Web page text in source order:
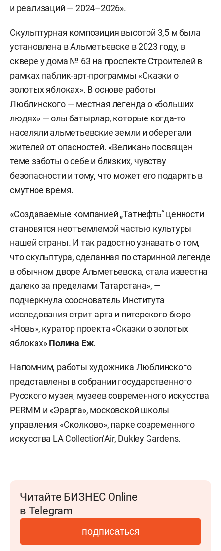
и реализаций — 2024–2026».
Скульптурная композиция высотой 3,5 м была
установлена в Альметьевске в 2023 году, в
сквере у дома № 63 на проспекте Строителей в
рамках паблик-арт-программы «Сказки о
золотых яблоках». В основе работы
Люблинского — местная легенда о «больших
людях» — олы батырлар, которые когда-то
населяли альметьевские земли и оберегали
жителей от опасностей. «Великан» посвящен
теме заботы о себе и близких, чувству
безопасности и тому, что может его подарить в
смутное время.
«Создаваемые компанией „Татнефть“ ценности
становятся неотъемлемой частью культуры
нашей страны. И так радостно узнавать о том,
что скульптура, сделанная по старинной легенде
в обычном дворе Альметьевска, стала известна
далеко за пределами Татарстана», —
подчеркнула сооснователь Института
исследования стрит-арта и питерского бюро
«Новь», куратор проекта «Сказки о золотых
яблоках»Полина Еж.
Напомним, работы художника Люблинского
представлены в собрании государственного
Русского музея, музеев современного искусства
PERMM и «Эрарта», московской школы
управления «Сколково», парке современного
искусства LA Collection’Air, Dukley Gardens.
Читайте БИЗНЕС Online
в Telegram
подписаться